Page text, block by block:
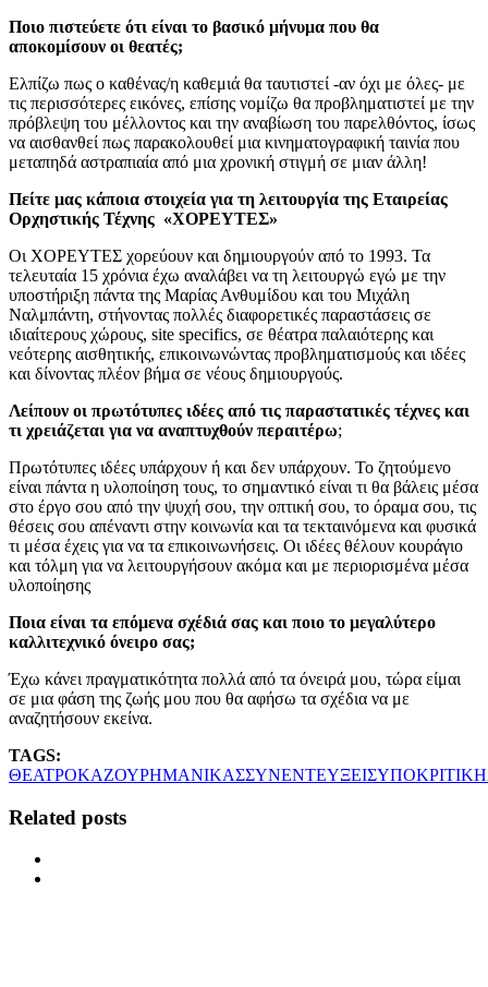
Ποιο πιστεύετε ότι είναι το βασικό μήνυμα που θα
αποκομίσουν οι θεατές;
Ελπίζω πως ο καθένας/η καθεμιά θα ταυτιστεί -αν όχι με όλες- με
τις περισσότερες εικόνες, επίσης νομίζω θα προβληματιστεί με την
πρόβλεψη του μέλλοντος και την αναβίωση του παρελθόντος, ίσως
να αισθανθεί πως παρακολουθεί μια κινηματογραφική ταινία που
μεταπηδά αστραπιαία από μια χρονική στιγμή σε μιαν άλλη!
Πείτε μας κάποια στοιχεία για τη λειτουργία της Εταιρείας
Ορχηστικής Τέχνης «ΧΟΡΕΥΤΕΣ»
Οι ΧΟΡΕΥΤΕΣ χορεύουν και δημιουργούν από το 1993. Τα
τελευταία 15 χρόνια έχω αναλάβει να τη λειτουργώ εγώ με την
υποστήριξη πάντα της Μαρίας Ανθυμίδου και του Μιχάλη
Ναλμπάντη, στήνοντας πολλές διαφορετικές παραστάσεις σε
ιδιαίτερους χώρους, site specifics, σε θέατρα παλαιότερης και
νεότερης αισθητικής, επικοινωνώντας προβληματισμούς και ιδέες
και δίνοντας πλέον βήμα σε νέους δημιουργούς.
Λείπουν οι πρωτότυπες ιδέες από τις παραστατικές τέχνες και
τι χρειάζεται για να αναπτυχθούν περαιτέρω;
Πρωτότυπες ιδέες υπάρχουν ή και δεν υπάρχουν. Το ζητούμενο
είναι πάντα η υλοποίηση τους, το σημαντικό είναι τι θα βάλεις μέσα
στο έργο σου από την ψυχή σου, την οπτική σου, το όραμα σου, τις
θέσεις σου απέναντι στην κοινωνία και τα τεκταινόμενα και φυσικά
τι μέσα έχεις για να τα επικοινωνήσεις. Οι ιδέες θέλουν κουράγιο
και τόλμη για να λειτουργήσουν ακόμα και με περιορισμένα μέσα
υλοποίησης
Ποια είναι τα επόμενα σχέδιά σας και ποιο το μεγαλύτερο
καλλιτεχνικό όνειρο σας;
Έχω κάνει πραγματικότητα πολλά από τα όνειρά μου, τώρα είμαι
σε μια φάση της ζωής μου που θα αφήσω τα σχέδια να με
αναζητήσουν εκείνα.
TAGS:
ΘΕΑΤΡΟΚΑΖΟΥΡΗΜΑΝΙΚΑΣΣΥΝΕΝΤΕΥΞΕΙΣΥΠΟΚΡΙΤΙΚΗ
Related posts